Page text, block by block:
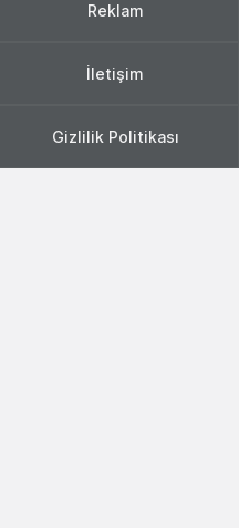
Reklam
İletişim
Gizlilik Politikası